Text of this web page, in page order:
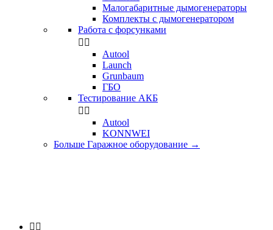
Малогабаритные дымогенераторы
Комплекты с дымогенератором
Работа с форсунками
 
Autool
Launch
Grunbaum
ГБО
Тестирование АКБ
 
Autool
KONNWEI
Больше Гаражное оборудование →
 